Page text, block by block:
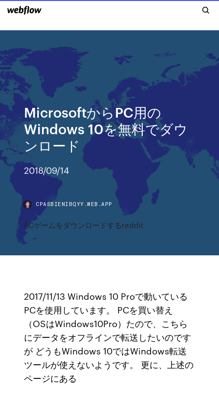
MicrosoftからPC用の
Windows 10を無料でダウ
ンロード
2018/09/14
CPASBIENIBQYY.WEB.APP
PCゲームをダウンロードするreddit
2017/11/13 Windows 10 Proで動いている
PCを使用しています。 PCを買い替え
（OSはWindows10Pro）たので、こちら
にデータをオフラインで転送したいのです
が どうもWindows 10ではWindows転送
ツールが使えないようです。 更に、上述の
ページにある